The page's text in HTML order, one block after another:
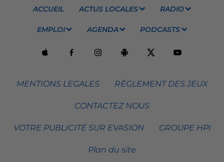
ACCUEIL ACTUS LOCALES RADIO
EMPLOI AGENDA PODCASTS
MENTIONS LEGALES RÈGLEMENT DES JEUX
CONTACTEZ NOUS
VOTRE PUBLICITÉ SUR EVASION GROUPE HPI
Plan du site